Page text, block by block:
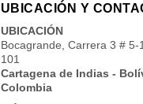
UBICACIÓN Y
UBICACIÓN
Bocagrande, Carrera 3 # 5-
101
Cartagena de Indias -
Colombia